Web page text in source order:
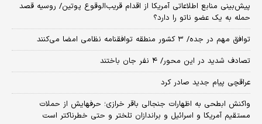
پیش‌بینی منابع اطلاعاتی آمریکا از اقدام قریب‌الوقوع پوتین/ روسیه قصد
حمله به یک عضو ناتو را دارد؟
توافق مهم در جده/ ۳ کشور منطقه توافقنامه نظامی امضا می‌کنند
تصادف شدید در این محور/ ۴ نفر جان باختند
عراقچی پیام جدید صادر کرد
واکنش ابطحی به اظهارات جنجالی باقر خرازی؛ حرفهایش از حملات
مستقیم آمریکا و اسرائیل و براندازان تلختر و حتی خطرناکتر است